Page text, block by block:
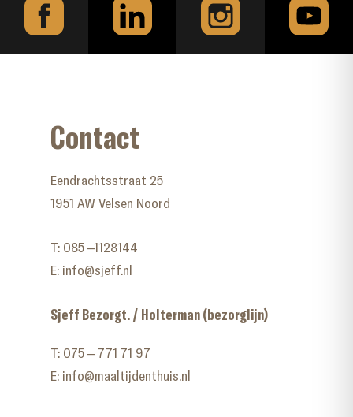
Contact
Eendrachtsstraat 25
1951 AW Velsen Noord
T: 085 –1128144
E: info@sjeff.nl
Sjeff Bezorgt. / Holterman (bezorglijn)
T: 075 – 771 71 97
E: info@maaltijdenthuis.nl